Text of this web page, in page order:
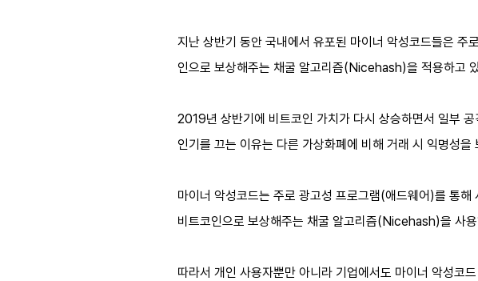
지난 상반기 동안 국내에서 유포된 마이너 악성코드들은
인으로 보상해주는 채굴 알고리즘(Nicehash)을 적용하고
2019년 상반기에 비트코인 가치가 다시 상승하면서 일부
인기를 끄는 이유는 다른 가상화폐에 비해 거래 시 익명성
마이너 악성코드는 주로 광고성 프로그램(애드웨어)를 통
비트코인으로 보상해주는 채굴 알고리즘(Nicehash)을 사
따라서 개인 사용자뿐만 아니라 기업에서도 마이너 악성코